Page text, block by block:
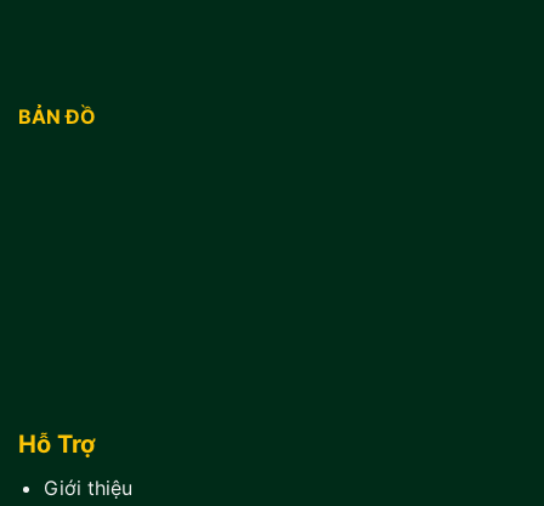
BẢN ĐỒ
Hỗ Trợ
Giới thiệu